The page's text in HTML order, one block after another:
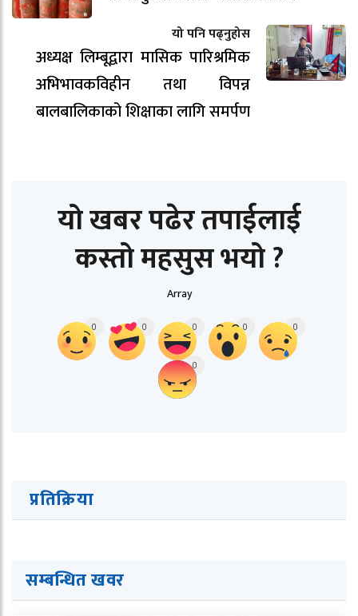
यो पनि पढ्नुहोस
अध्यक्ष लिम्बूद्वारा मासिक पारिश्रमिक
अभिभावकविहीन तथा विपन्न
बालबालिकाको शिक्षाका लागि समर्पण
यो खबर पढेर तपाईलाई
कस्तो महसुस भयो ?
Array
0 0 0 0 0
0
प्रतिक्रिया
सम्बन्धित खवर